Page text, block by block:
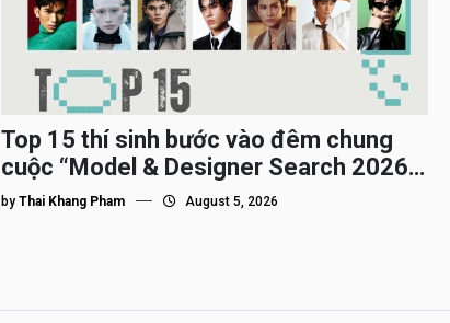
Top 15 thí sinh bước vào đêm chung
cuộc “Model & Designer Search 2026”,
họ là ai?
by Thai Khang Pham August 5, 2026